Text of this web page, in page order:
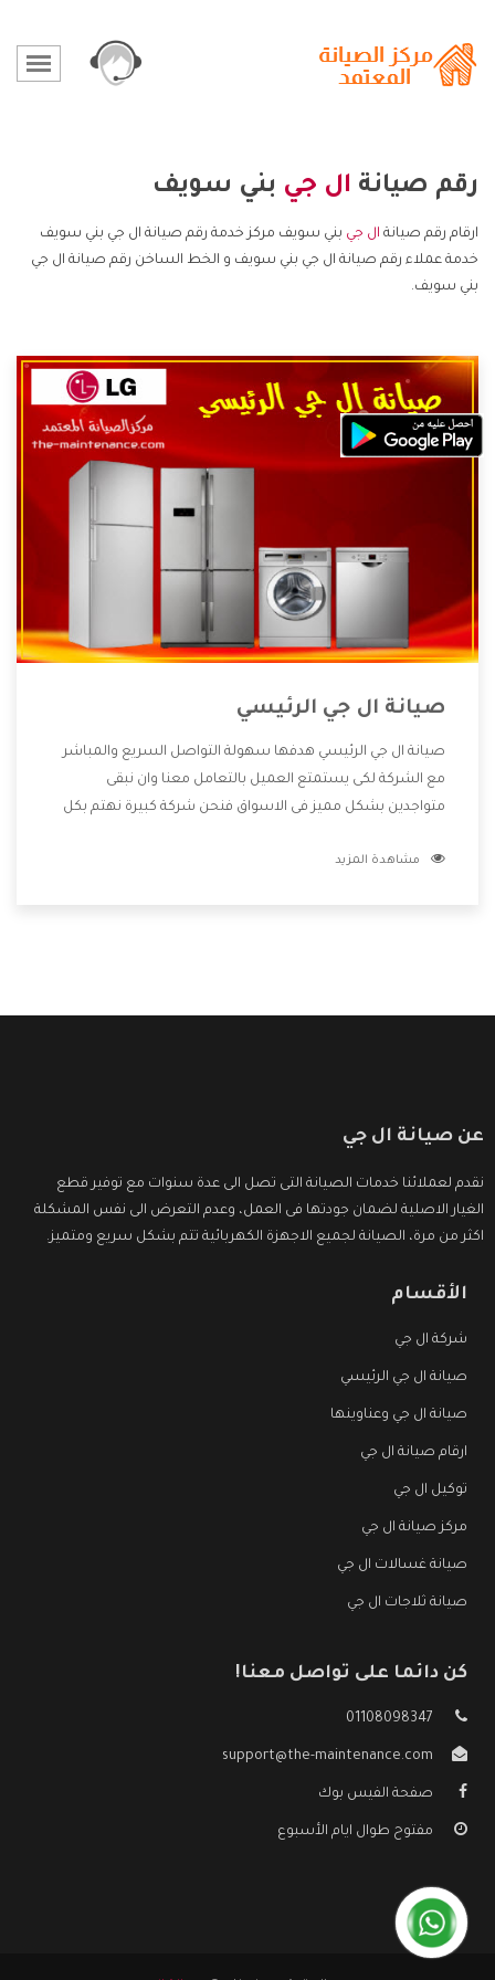
رقم صيانة ال جي بني سويف
ارقام رقم صيانة ال جي بني سويف مركز خدمة رقم صيانة ال جي بني سويف
خدمة عملاء رقم صيانة ال جي بني سويف و الخط الساخن رقم صيانة ال جي
بني سويف.
صيانة ال جي الرئيسي
صيانة ال جي الرئيسي هدفها سهولة التواصل السريع والمباشر
مع الشركة لكى يستمتع العميل بالتعامل معنا وان نبقى
متواجدين بشكل مميز فى الاسواق فنحن شركة كبيرة نهتم بكل
الشركة بها والتى تكون منها خدمة الصيانة التى تكون من أهم
مشاهدة المزيد
عن صيانة ال جي
نقدم لعملائنا خدمات الصيانة التى تصل الى عدة سنوات مع توفير قطع
الغيار الاصلية لضمان جودتها فى العمل، وعدم التعرض الى نفس المشكلة
اكثر من مرة، الصيانة لجميع الاجهزة الكهربائية تتم بشكل سريع ومتميز.
الأقسام
شركة ال جي
صيانة ال جي الرئيسي
صيانة ال جي وعناوينها
ارقام صيانة ال جي
توكيل ال جي
مركز صيانة ال جي
صيانة غسالات ال جي
صيانة ثلاجات ال جي
كن دائما على تواصل معنا!
01108098347
support@the-maintenance.com
صفحة الفيس بوك
مفتوح طوال ايام الأسبوع